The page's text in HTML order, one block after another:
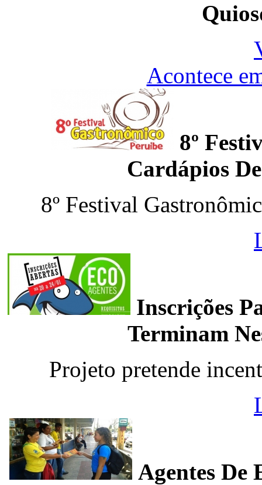
Acontece
8º
Cardápios
8º Festival
Inscrições
Terminam
Projeto pretende
Agentes De